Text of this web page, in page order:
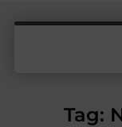
Tag: